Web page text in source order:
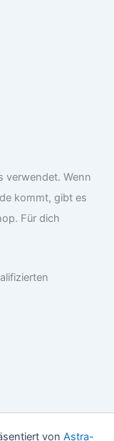
verwendet. Wenn
kommt, gibt es
Für dich
von Astra-